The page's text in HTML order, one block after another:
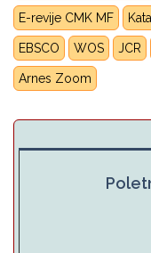
E-revije CMK MF
EBSCO WOS JCR
Arnes Zoom